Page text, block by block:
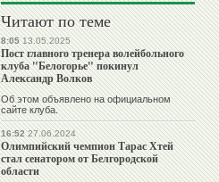
Читают по теме
8:0513.05.2025
Пост главного тренера волейбольного
клуба "Белогорье" покинул
Александр Волков
Об этом объявлено на официальном
сайте клуба.
16:5227.06.2024
Олимпийский чемпион Тарас Хтей
стал сенатором от Белгородской
области